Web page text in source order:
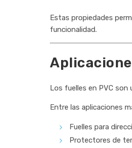
Estas propiedades
funcionalidad.
Los fuelles en PVC
Entre las aplicaciones
Fuelles para
Protectores de